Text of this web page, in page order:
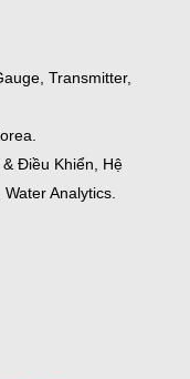
Transmitter,
Điều Khiển, Hệ
Analytics.